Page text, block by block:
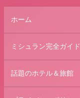
ホーム
ミシュラン完全ガイド
話題のホテル＆旅館